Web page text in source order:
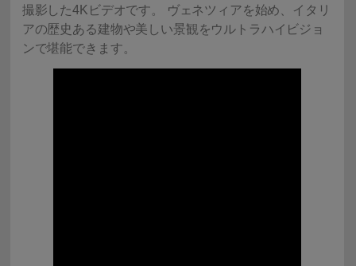
撮影した4Kビデオです。 ヴェネツィアを始め、イタリ
アの歴史ある建物や美しい景観をウルトラハイビジョ
ンで堪能できます。